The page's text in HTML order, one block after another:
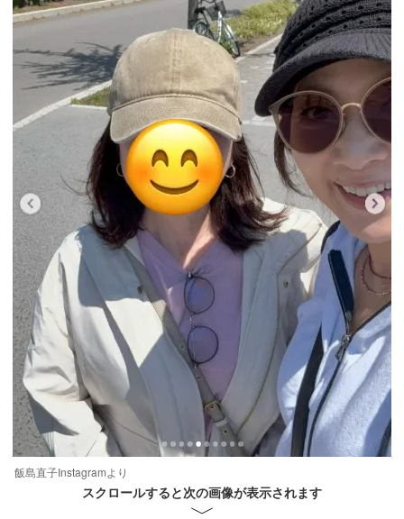
飯島直子Instagramより
スクロールすると次の画像が表示されます